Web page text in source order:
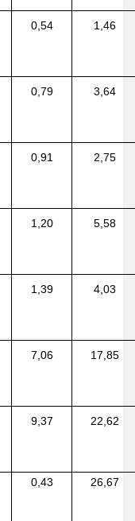
0,54 1,46
0,79 3,64
0,91 2,75
1,20 5,58
1,39 4,03
7,06 17,85
9,37 22,62
0,43 26,67